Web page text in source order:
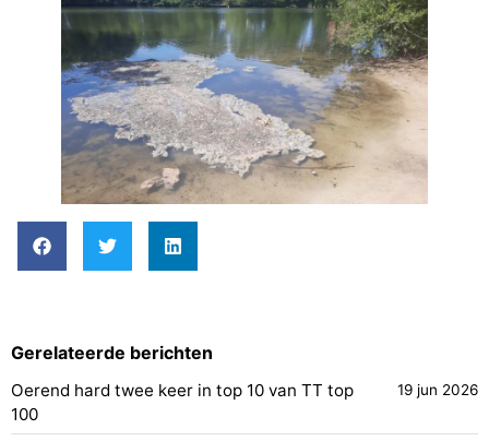
Gerelateerde berichten
Oerend hard twee keer in top 10 van TT top
100
19 jun 2026